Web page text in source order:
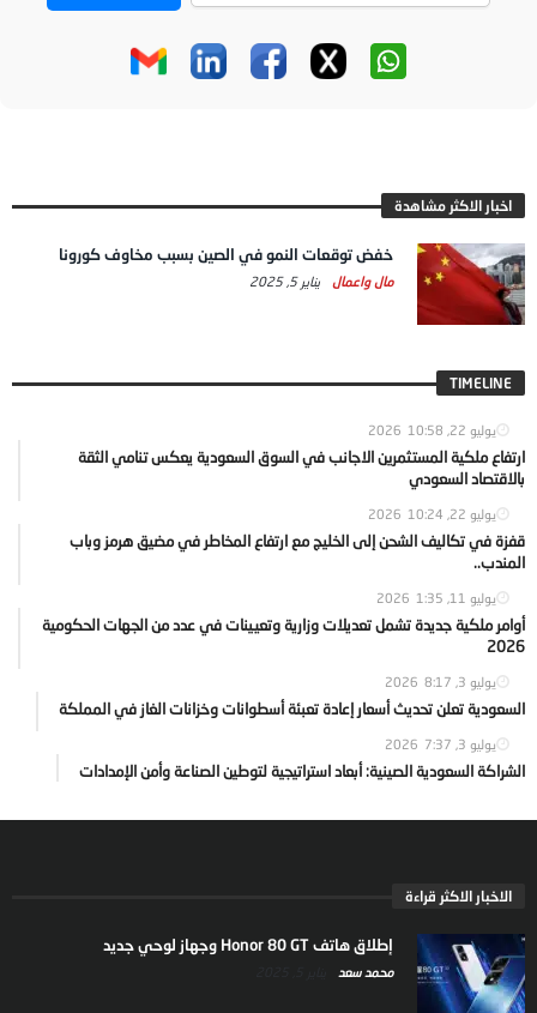
اخبار الاكثر مشاهدة
خفض توقعات النمو في الصين بسبب مخاوف كورونا
مال واعمال يناير 5, 2025
TIMELINE
يوليو 22, 2026 10:58
ارتفاع ملكية المستثمرين الاجانب في السوق السعودية يعكس تنامي الثقة
بالاقتصاد السعودي
يوليو 22, 2026 10:24
قفزة في تكاليف الشحن إلى الخليج مع ارتفاع المخاطر في مضيق هرمز وباب
المندب..
يوليو 11, 2026 1:35
أوامر ملكية جديدة تشمل تعديلات وزارية وتعيينات في عدد من الجهات الحكومية
2026
يوليو 3, 2026 8:17
السعودية تعلن تحديث أسعار إعادة تعبئة أسطوانات وخزانات الغاز في المملكة
يوليو 3, 2026 7:37
الشراكة السعودية الصينية: أبعاد استراتيجية لتوطين الصناعة وأمن الإمدادات
الاخبار الاكثر قراءة
إطلاق هاتف Honor 80 GT وجهاز لوحي جديد
محمد سعد